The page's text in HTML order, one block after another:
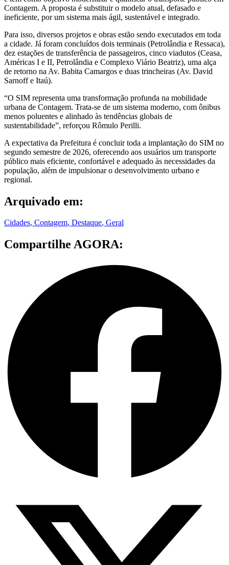
Contagem. A proposta é substituir o modelo atual, defasado e
ineficiente, por um sistema mais ágil, sustentável e integrado.
Para isso, diversos projetos e obras estão sendo executados em toda
a cidade. Já foram concluídos dois terminais (Petrolândia e Ressaca),
dez estações de transferência de passageiros, cinco viadutos (Ceasa,
Américas I e II, Petrolândia e Complexo Viário Beatriz), uma alça
de retorno na Av. Babita Camargos e duas trincheiras (Av. David
Sarnoff e Itaú).
“O SIM representa uma transformação profunda na mobilidade
urbana de Contagem. Trata-se de um sistema moderno, com ônibus
menos poluentes e alinhado às tendências globais de
sustentabilidade”, reforçou Rômulo Perilli.
A expectativa da Prefeitura é concluir toda a implantação do SIM no
segundo semestre de 2026, oferecendo aos usuários um transporte
público mais eficiente, confortável e adequado às necessidades da
população, além de impulsionar o desenvolvimento urbano e
regional.
Arquivado em:
Cidades, Contagem, Destaque, Geral
Compartilhe AGORA: